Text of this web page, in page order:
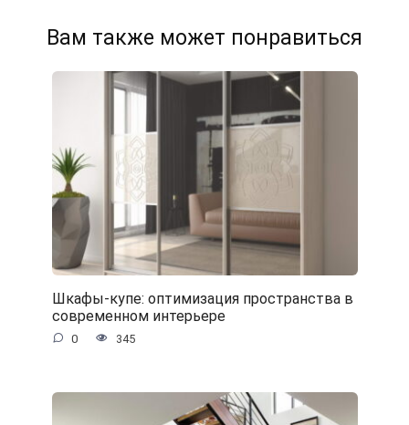
Вам также может понравиться
Шкафы-купе: оптимизация пространства в
современном интерьере
0 345